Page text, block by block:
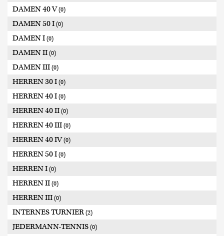
DAMEN 40 V(0)
DAMEN 50 I (0)
DAMEN I (0)
DAMEN II (0)
DAMEN III (0)
HERREN 30 I (0)
HERREN 40 I (0)
HERREN 40 II (0)
HERREN 40 III (0)
HERREN 40 IV(0)
HERREN 50 I (0)
HERREN I (0)
HERREN II (0)
HERREN III (0)
INTERNES TURNIER (2)
JEDERMANN-TENNIS (0)